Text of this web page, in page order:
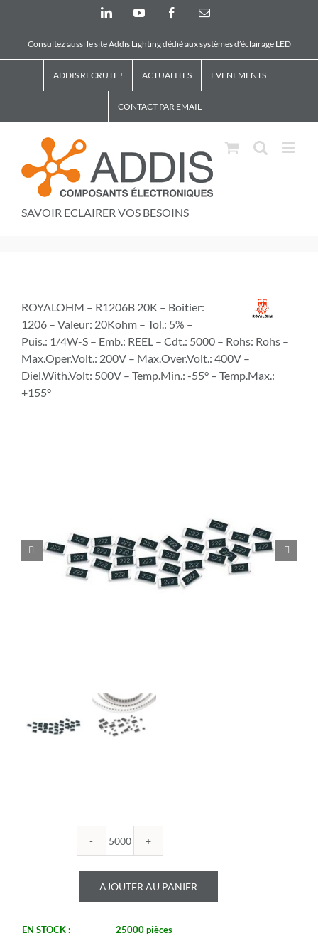
LinkedInYouTube FacebookEmail
Consultez aussi le site Addis Lighting dédié aux systèmes d’éclairage LED
ADDIS RECRUTE ! ACTUALITES EVENEMENTS
CONTACT PAR EMAIL
SAVOIR ECLAIRER VOS BESOINS
ROYALOHM – R1206B 20K – Boitier:
1206 – Valeur: 20Kohm – Tol.: 5% –
Puis.: 1/4W-S – Emb.: REEL – Cdt.: 5000 – Rohs: Rohs –
Max.Oper.Volt.: 200V – Max.Over.Volt.: 400V –
Diel.With.Volt: 500V – Temp.Min.: -55° – Temp.Max.:
+155°
 
quantité
ROYALOHM
-
R1206B
-
AJOUTER AU PANIER
EN STOCK : 25000 pièces